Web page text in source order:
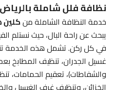
نظافة فلل شاملة بالرياض
خدمة النظافة الشاملة منكلين
يبحث عن راحة البال، حيث نستلم
في كل ركن. تشمل هذه الخدمة
غسيل الجدران، تنظيف المطابخ
والشفاطات)، تعقيم الحمامات،
الخزائن، وتنظيف غرف الغسيل